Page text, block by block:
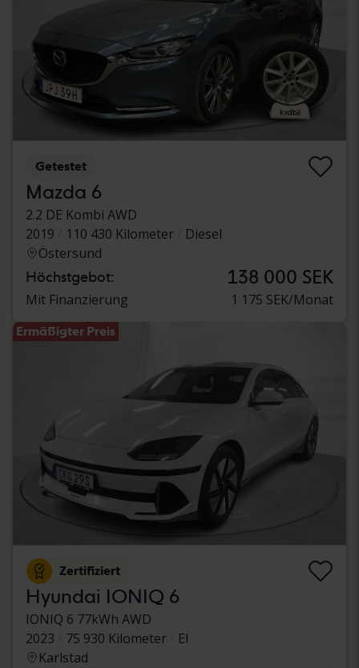
Getestet
Mazda 6
2.2 DE Kombi AWD
2019
110 430 Kilometer
Diesel
Östersund
Höchstgebot: 138 000 SEK
Mit Finanzierung 1 175 SEK/Monat
Ermäßigter Preis
Zertifiziert
Hyundai IONIQ 6
IONIQ 6 77kWh AWD
2023
75 930 Kilometer
El
Karlstad